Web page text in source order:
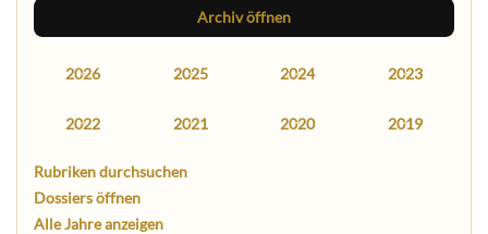
Archiv öffnen
2026 2025 2024 2023
2022 2021 2020 2019
Rubriken durchsuchen
Dossiers öffnen
Alle Jahre anzeigen